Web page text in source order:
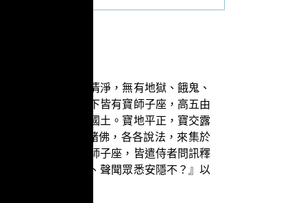
那由他國，皆令清淨，無有地獄、餓鬼、
果次第莊嚴，樹下皆有寶師子座，高五由
山王，通為一佛國土。寶地平正，寶交露
恒河沙等國土中諸佛，各各說法，來集於
佛各在寶樹下坐師子座，皆遣侍者問訊釋
力安樂，及菩薩、聲聞眾悉安隱不？』以